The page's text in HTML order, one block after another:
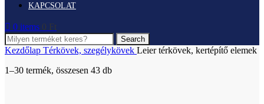
KAPCSOLAT
0 items 0 Ft
Search
Kezdőlap Térkövek, szegélykövek Leier térkövek, kertépítő elemek
1–30 termék, összesen 43 db